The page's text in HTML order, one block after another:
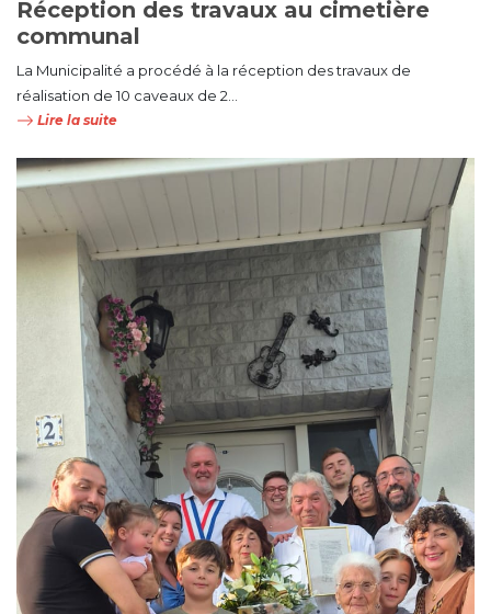
Réception des travaux au cimetière
communal
La Municipalité a procédé à la réception des travaux de
réalisation de 10 caveaux de 2...
Lire la suite